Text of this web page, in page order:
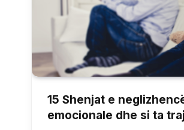
15 Shenjat e
emocionale dhe si ta